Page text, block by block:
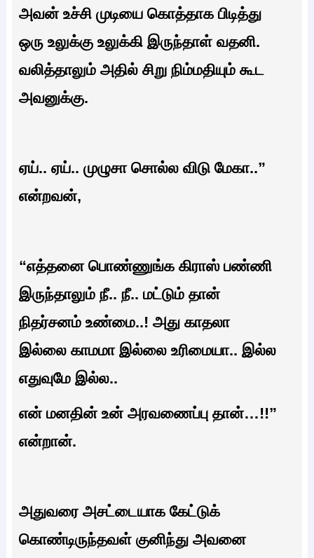
அவன் உச்சி முடியை கொத்தாக பிடித்து
ஒரு உலுக்கு உலுக்கி இருந்தாள் வதனி.
வலித்தாலும் அதில் சிறு நிம்மதியும் கூட
அவனுக்கு.
ஏய்.. ஏய்.. முழுசா சொல்ல விடு மேகா..”
என்றவன்,
“எத்தனை பொண்ணுங்க கிராஸ் பண்ணி
இருந்தாலும் நீ.. நீ.. மட்டும் தான்
நிதர்சனம் உண்மை..! அது காதலா
இல்லை காமமா இல்லை உரிமையா.. இல்ல
எதுவுமே இல்ல..
என் மனதின் உன் அரவணைப்பு தான்…!!”
என்றான்.
அதுவரை அசட்டையாக கேட்டுக்
கொண்டிருந்தவள் குனிந்து அவனை